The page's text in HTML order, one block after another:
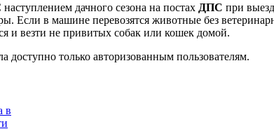
дачного сезона на постах ДПС при
Если в машине перевозятся животные без
и везти не привитых собак или кошек домой.
доступно только авторизованным пользователям.
в